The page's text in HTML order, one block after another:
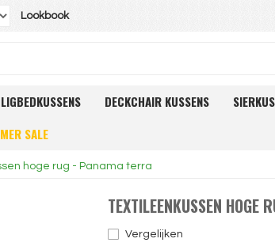
Lookbook
LIGBEDKUSSENS DECKCHAIR KUSSENS
SALE
hoge rug - Panama terra
TEXTILEENKUSSEN HOGE
Vergelijken